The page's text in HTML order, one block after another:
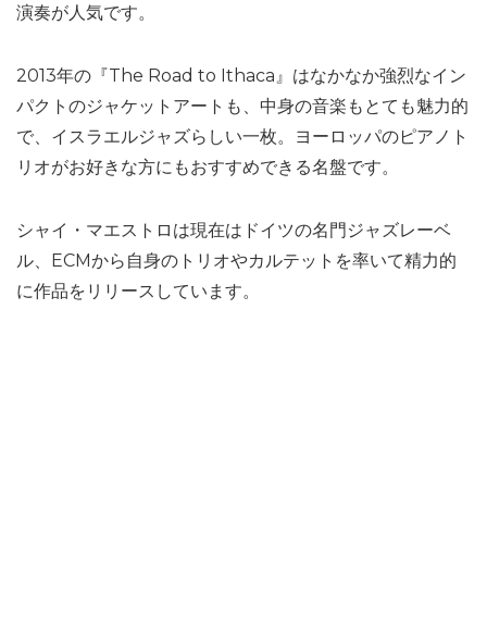
演奏が人気です。
2013年の『The Road to Ithaca』はなかなか強烈なイン
パクトのジャケットアートも、中身の音楽もとても魅力的
で、イスラエルジャズらしい一枚。ヨーロッパのピアノト
リオがお好きな方にもおすすめできる名盤です。
シャイ・マエストロは現在はドイツの名門ジャズレーベ
ル、ECMから自身のトリオやカルテットを率いて精力的
に作品をリリースしています。